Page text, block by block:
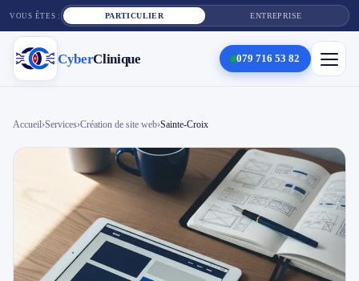
VOUS ÊTES : PARTICULIER ENTREPRISE
CyberClinique 079 716 53 82
Cyber Clinique
Réparation téléphone
Tarifs
Accueil›Services›Création de site web›Sainte-Croix